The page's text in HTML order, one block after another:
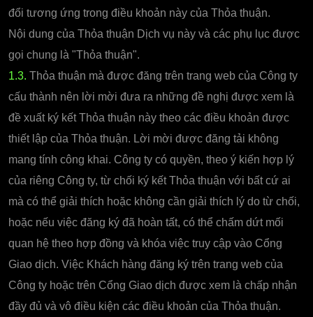
đổi tương ứng trong điều khoản này của Thỏa thuận.
Nội dung của Thỏa thuận Dịch vụ này và các phụ lục được
gọi chung là "Thỏa thuận".
1.3. Thỏa thuận mà được đăng trên trang web của Công ty
cấu thành nên lời mời đưa ra những đề nghị được xem là
đề xuất ký kết Thỏa thuận này theo các điều khoản được
thiết lập của Thỏa thuận. Lời mời được đăng tải không
mang tính công khai. Công ty có quyền, theo ý kiến hợp lý
của riêng Công ty, từ chối ký kết Thỏa thuận với bất cứ ai
mà có thể giải thích hoặc không cần giải thích lý do từ chối,
hoặc nếu việc đăng ký đã hoàn tất, có thể chấm dứt mối
quan hệ theo hợp đồng và khóa việc truy cập vào Cổng
Giao dịch. Việc Khách hàng đăng ký trên trang web của
Công ty hoặc trên Cổng Giao dịch được xem là chấp nhận
đầy đủ và vô điều kiện các điều khoản của Thỏa thuận.